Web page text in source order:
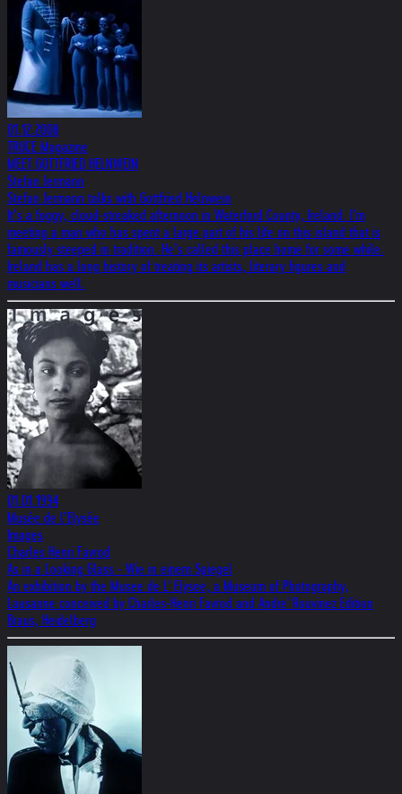
01.12.2008
TRUCE Magazine
MEET GOTTFRIED HELNWEIN
Stefan Jermann
Stefan Jermann talks with Gottfried Helnwein
It’s a foggy, cloud-streaked afternoon in Waterford County, Ireland. I’m
meeting a man who has spent a large part of his life on this island that is
famously steeped in tradition. He’s called this place home for some while.
Ireland has a long history of treating its artists, literary figures and
musicians well.
01.01.1994
Musée de l’Elysée
Images
Charles Henri Favrod
As in a Looking Glass - Wie in einem Spiegel
An exhibition by the Musee de L' Elysee, a Museum of Photography,
Lausanne conceived by Charles-Henri Favrod and Andre' Rouvinez Edition
Braus, Heidelberg